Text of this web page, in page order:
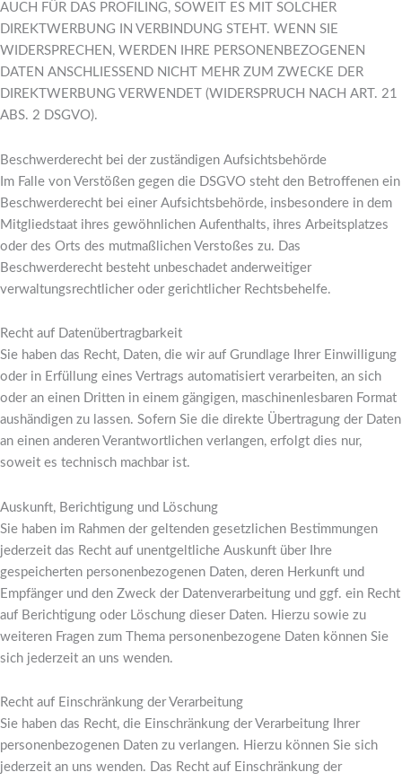
AUCH FÜR DAS PROFILING, SOWEIT ES MIT SOLCHER
DIREKTWERBUNG IN VERBINDUNG STEHT. WENN SIE
WIDERSPRECHEN, WERDEN IHRE PERSONENBEZOGENEN
DATEN ANSCHLIESSEND NICHT MEHR ZUM ZWECKE DER
DIREKTWERBUNG VERWENDET (WIDERSPRUCH NACH ART. 21
ABS. 2 DSGVO).
Beschwerde­recht bei der zuständigen Aufsichts­behörde
Im Falle von Verstößen gegen die DSGVO steht den Betroffenen ein
Beschwerderecht bei einer Aufsichtsbehörde, insbesondere in dem
Mitgliedstaat ihres gewöhnlichen Aufenthalts, ihres Arbeitsplatzes
oder des Orts des mutmaßlichen Verstoßes zu. Das
Beschwerderecht besteht unbeschadet anderweitiger
verwaltungsrechtlicher oder gerichtlicher Rechtsbehelfe.
Recht auf Daten­übertrag­barkeit
Sie haben das Recht, Daten, die wir auf Grundlage Ihrer Einwilligung
oder in Erfüllung eines Vertrags automatisiert verarbeiten, an sich
oder an einen Dritten in einem gängigen, maschinenlesbaren Format
aushändigen zu lassen. Sofern Sie die direkte Übertragung der Daten
an einen anderen Verantwortlichen verlangen, erfolgt dies nur,
soweit es technisch machbar ist.
Auskunft, Berichtigung und Löschung
Sie haben im Rahmen der geltenden gesetzlichen Bestimmungen
jederzeit das Recht auf unentgeltliche Auskunft über Ihre
gespeicherten personenbezogenen Daten, deren Herkunft und
Empfänger und den Zweck der Datenverarbeitung und ggf. ein Recht
auf Berichtigung oder Löschung dieser Daten. Hierzu sowie zu
weiteren Fragen zum Thema personenbezogene Daten können Sie
sich jederzeit an uns wenden.
Recht auf Einschränkung der Verarbeitung
Sie haben das Recht, die Einschränkung der Verarbeitung Ihrer
personenbezogenen Daten zu verlangen. Hierzu können Sie sich
jederzeit an uns wenden. Das Recht auf Einschränkung der